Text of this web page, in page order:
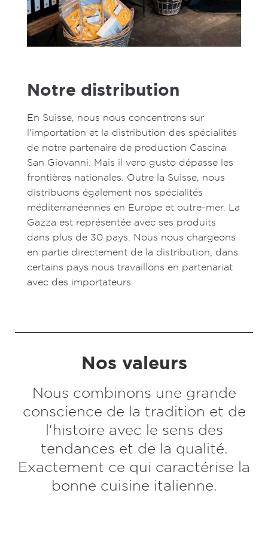
Notre distribution
En Suisse, nous nous concentrons sur
l'importation et la distribution des spécialités
de notre partenaire de production Cascina
San Giovanni. Mais il vero gusto dépasse les
frontières nationales. Outre la Suisse, nous
distribuons également nos spécialités
méditerranéennes en Europe et outre-mer. La
Gazza est représentée avec ses produits
dans plus de 30 pays. Nous nous chargeons
en partie directement de la distribution, dans
certains pays nous travaillons en partenariat
avec des importateurs.
Nos valeurs
Nous combinons une grande
conscience de la tradition et de
l'histoire avec le sens des
tendances et de la qualité.
Exactement ce qui caractérise la
bonne cuisine italienne.